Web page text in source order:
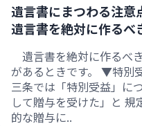
遺言書にまつわる注
遺言書を絶対に作るべ
遺言書を絶対に作るべ
があるときです。 ▼特
三条では「特別受益」に
して贈与を受けた」と
的な贈与に..